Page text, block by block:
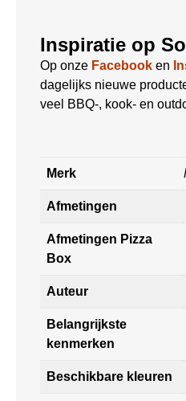
Inspiratie op
Op onze Facebook en
dagelijks nieuwe
veel BBQ-, kook- en
Merk
Afmetingen
Afmetingen Pizza
Box
Auteur
Belangrijkste
kenmerken
Beschikbare kleuren